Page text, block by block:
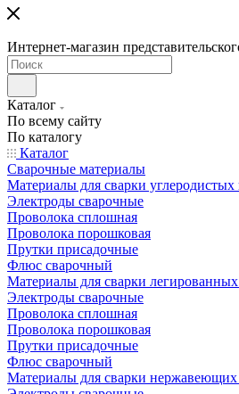
Интернет-магазин
Каталог
По всему сайту
По каталогу
Каталог
Сварочные материалы
Материалы для сварки
Электроды сварочные
Проволока сплошная
Проволока порошковая
Прутки присадочные
Флюс сварочный
Материалы для сварки
Электроды сварочные
Проволока сплошная
Проволока порошковая
Прутки присадочные
Флюс сварочный
Материалы для сварки нержавеющих